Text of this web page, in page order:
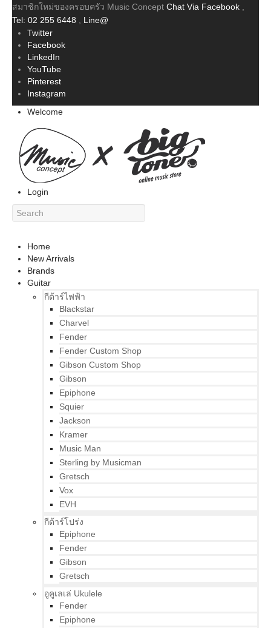
สมาชิกใหม่ของครอบครัว Music Concept Chat Via Facebook
Tel: 02 255 6448
Line@
Twitter
Facebook
LinkedIn
YouTube
Pinterest
Instagram
Welcome
Login
Home
New Arrivals
Brands
Guitar
กีต้าร์ไฟฟ้า
Blackstar
Charvel
Fender
Fender Custom Shop
Gibson Custom Shop
Gibson
Epiphone
Squier
Jackson
Kramer
Music Man
Sterling by Musicman
Gretsch
Vox
EVH
กีต้าร์โปร่ง
Epiphone
Fender
Gibson
Gretsch
อูคูเลเล่ Ukulele
Fender
Epiphone